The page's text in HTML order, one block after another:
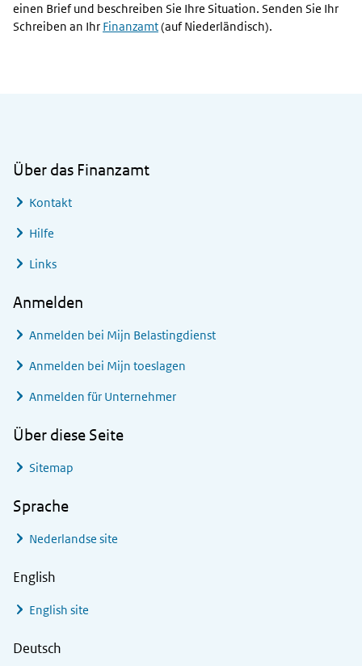
einen Brief und beschreiben Sie Ihre Situation. Senden Sie Ihr
Schreiben an Ihr Finanzamt(auf Niederländisch).
Über das Finanzamt
Kontakt
Hilfe
Links
Anmelden
Anmelden bei Mijn Belastingdienst
Anmelden bei Mijn toeslagen
Anmelden für Unternehmer
Über diese Seite
Sitemap
Sprache
Nederlandse site
English
English site
Deutsch